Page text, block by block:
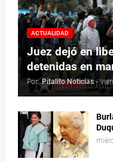
ACTUALIDAD
Juez dejó en
detenidas en
Por: Pitalito Noticias -